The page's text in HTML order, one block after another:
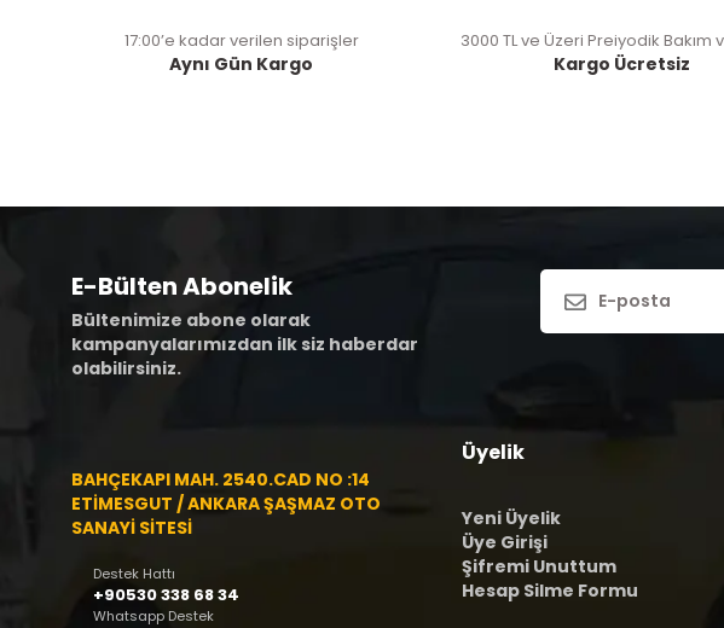
17:00’e kadar verilen siparişler
Aynı Gün Kargo
3000 TL ve Üzeri Preiyodik Bakım
Kargo Ücretsiz
E-Bülten Abonelik
Bültenimize abone olarak
kampanyalarımızdan ilk siz haberdar
olabilirsiniz.
BAHÇEKAPI MAH. 2540.CAD NO :14
ETİMESGUT / ANKARA ŞAŞMAZ OTO
SANAYİ SİTESİ
Destek Hattı
+90530 338 68 34
Whatsapp Destek
Üyelik
Yeni Üyelik
Üye Girişi
Şifremi Unuttum
Hesap Silme Formu